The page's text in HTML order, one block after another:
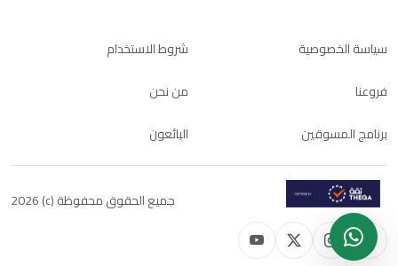
سياسة الخصوصية
شروط الاستخدام
فروعنا
من نحن
برنامج المسوقين
البائعون
جميع الحقوق محفوظة (c) 2026